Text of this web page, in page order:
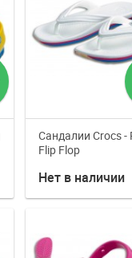
Сандалии Crocs -
Flip Flop
Нет в наличии